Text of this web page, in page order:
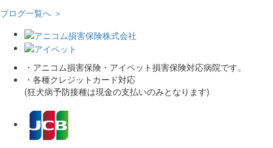
ブログ一覧へ ＞
・アニコム損害保険・アイペット損害保険対応病院です。
・各種クレジットカード対応
(狂犬病予防接種は現金の支払いのみとなります)